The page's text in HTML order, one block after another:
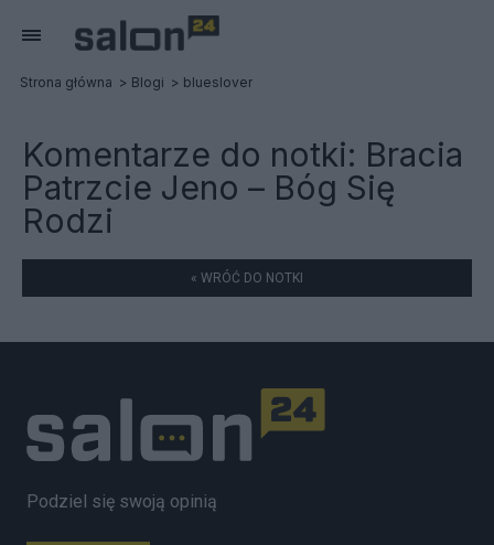
Strona główna Blogi blueslover
Komentarze do notki: Bracia
Patrzcie Jeno – Bóg Się
Rodzi
« WRÓĆ DO NOTKI
Podziel się swoją opinią